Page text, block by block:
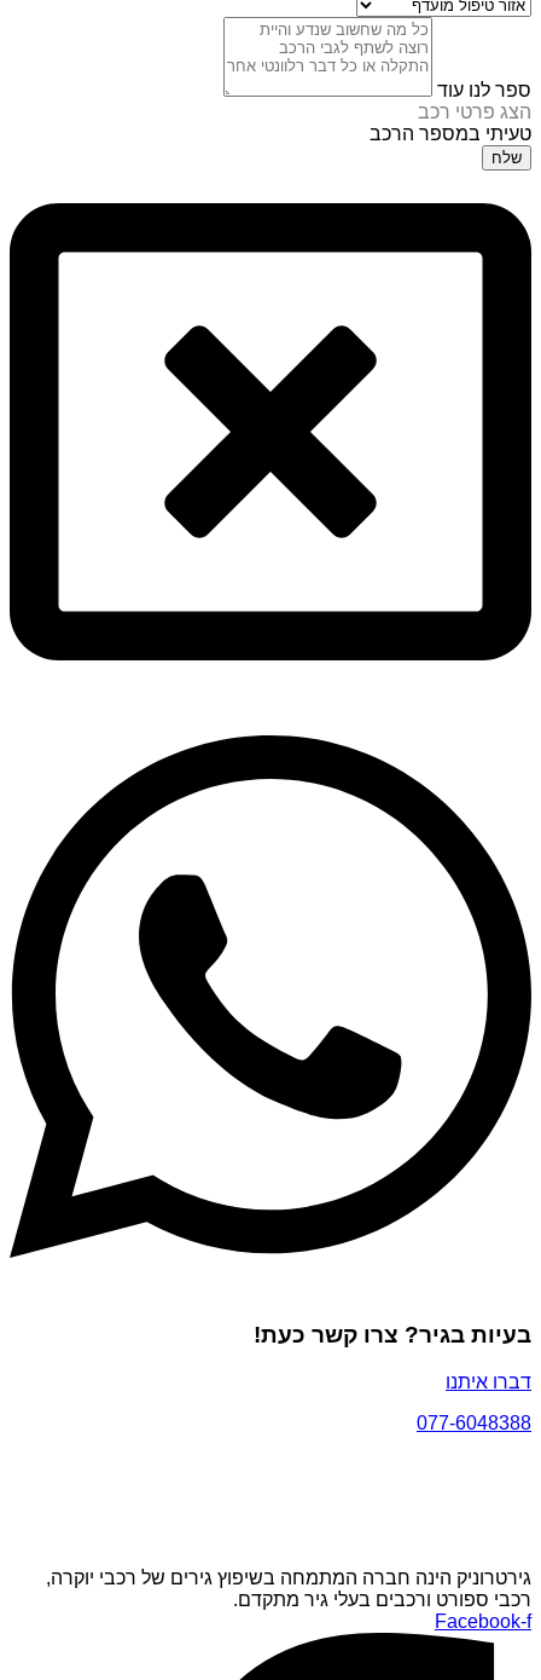
ספר לנו עוד
הצג פרטי רכב
טעיתי במספר הרכב
שלח
בעיות בגיר? צרו קשר כעת!
דברו איתנו
077-6048388
גירטרוניק הינה חברה המתמחה בשיפוץ גירים של רכבי יוקרה,
רכבי ספורט ורכבים בעלי גיר מתקדם.
Facebook-f